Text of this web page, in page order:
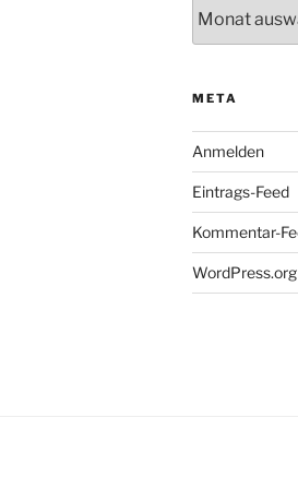
META
Anmelden
Eintrags-Feed
Kommentar-
WordPress.org